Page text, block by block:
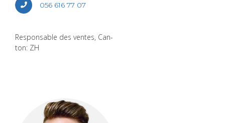
056 616 77 07
Res­pon­sable des ventes, Can­
ton: ZH